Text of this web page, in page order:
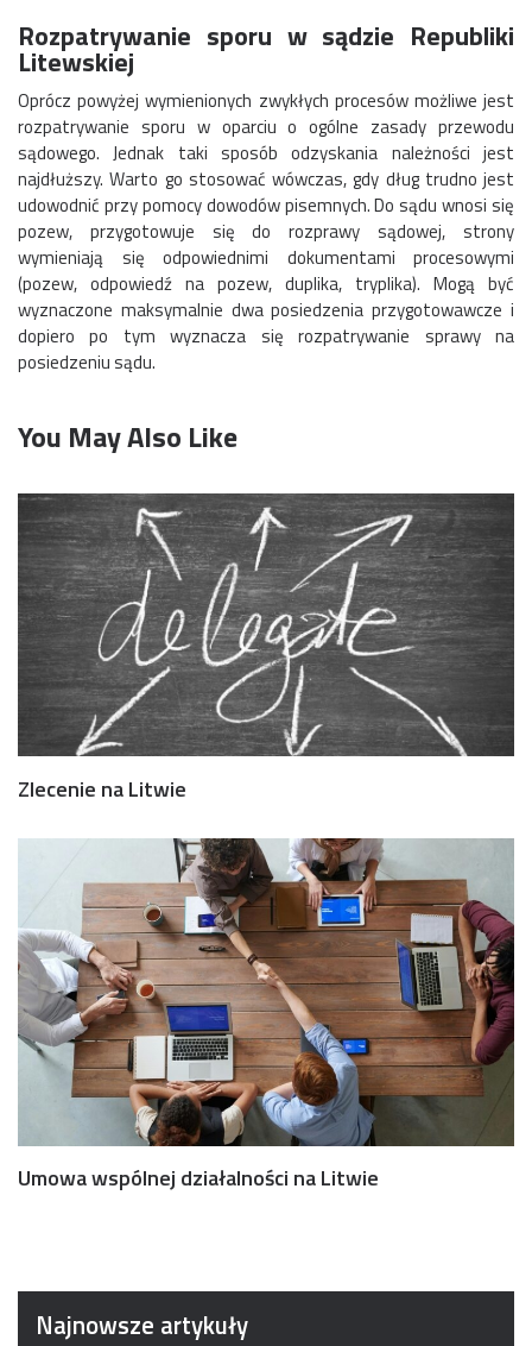
Rozpatrywanie sporu w sądzie Republiki
Litewskiej
Oprócz powyżej wymienionych zwykłych procesów możliwe jest
rozpatrywanie sporu w oparciu o ogólne zasady przewodu
sądowego. Jednak taki sposób odzyskania należności jest
najdłuższy. Warto go stosować wówczas, gdy dług trudno jest
udowodnić przy pomocy dowodów pisemnych. Do sądu wnosi się
pozew, przygotowuje się do rozprawy sądowej, strony
wymieniają się odpowiednimi dokumentami procesowymi
(pozew, odpowiedź na pozew, duplika, tryplika). Mogą być
wyznaczone maksymalnie dwa posiedzenia przygotowawcze i
dopiero po tym wyznacza się rozpatrywanie sprawy na
posiedzeniu sądu.
You May Also Like
Zlecenie na Litwie
Umowa wspólnej działalności na Litwie
Najnowsze artykuły